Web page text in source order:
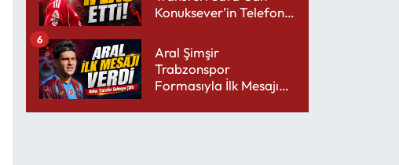
Konuksever’in Telefon
Aral Şimşir
Trabzonspor
Formasıyla İlk Mesajını
6